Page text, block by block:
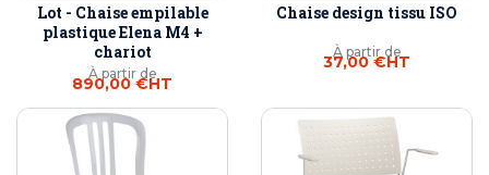
Lot - Chaise empilable
plastique Elena M4 +
chariot
À partir de
890,00 €HT
Chaise design tissu ISO
À partir de
37,00 €HT